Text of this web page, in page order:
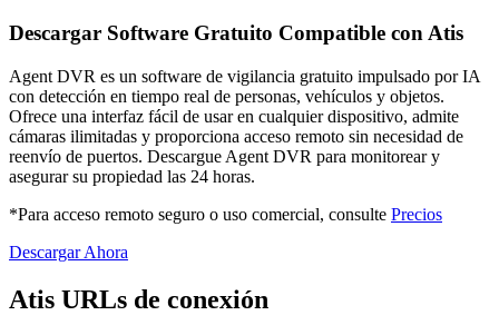
Descargar Software Gratuito Compatible con Atis
Agent DVR es un software de vigilancia gratuito impulsado por IA
con detección en tiempo real de personas, vehículos y objetos.
Ofrece una interfaz fácil de usar en cualquier dispositivo, admite
cámaras ilimitadas y proporciona acceso remoto sin necesidad de
reenvío de puertos. Descargue Agent DVR para monitorear y
asegurar su propiedad las 24 horas.
*Para acceso remoto seguro o uso comercial, consulte Precios
Descargar Ahora
Atis URLs de conexión